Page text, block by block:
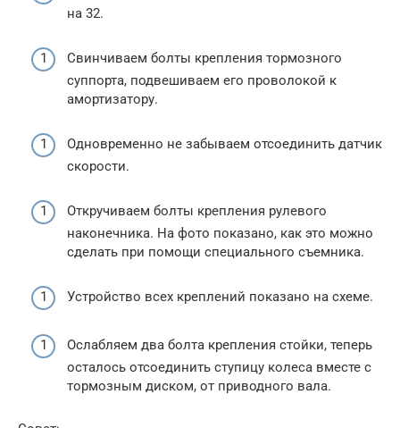
на 32.
Свинчиваем болты крепления тормозного
суппорта, подвешиваем его проволокой к
амортизатору.
Одновременно не забываем отсоединить датчик
скорости.
Откручиваем болты крепления рулевого
наконечника. На фото показано, как это можно
сделать при помощи специального съемника.
Устройство всех креплений показано на схеме.
Ослабляем два болта крепления стойки, теперь
осталось отсоединить ступицу колеса вместе с
тормозным диском, от приводного вала.